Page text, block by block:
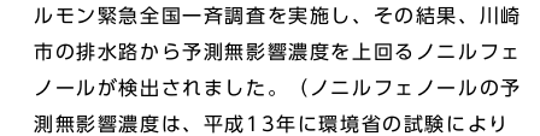
ルモン緊急全国一斉調査を実施し、その結果、川崎
市の排水路から予測無影響濃度を上回るノニルフェ
ノールが検出されました。（ノニルフェノールの予
測無影響濃度は、平成13年に環境省の試験により